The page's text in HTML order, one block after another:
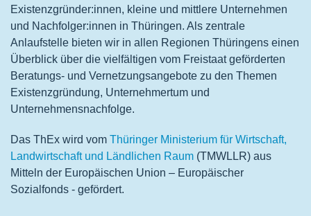
Existenzgründer:innen, kleine und mittlere Unternehmen
und Nachfolger:innen in Thüringen. Als zentrale
Anlaufstelle bieten wir in allen Regionen Thüringens einen
Überblick über die vielfältigen vom Freistaat geförderten
Beratungs- und Vernetzungsangebote zu den Themen
Existenzgründung, Unternehmertum und
Unternehmensnachfolge.
Das ThEx wird vom Thüringer Ministerium für Wirtschaft,
Landwirtschaft und Ländlichen Raum (TMWLLR) aus
Mitteln der Europäischen Union – Europäischer
Sozialfonds - gefördert.